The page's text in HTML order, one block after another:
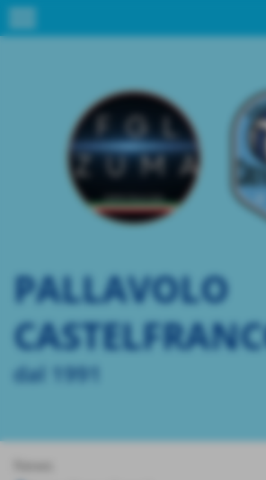
menu
PALLAVOLO
dal 1991